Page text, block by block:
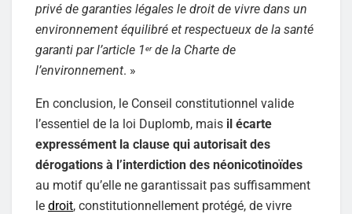
privé de garanties légales le droit de vivre dans un
environnement équilibré et respectueux de la santé
garanti par l’article 1erde la Charte de
l’environnement. »
En conclusion, le Conseil constitutionnel valide
l’essentiel de la loi Duplomb, mais il écarte
expressément la clause qui autorisait des
dérogations à l’interdiction des néonicotinoïdes
au motif qu’elle ne garantissait pas suffisamment
le droit, constitutionnellement protégé, de vivre